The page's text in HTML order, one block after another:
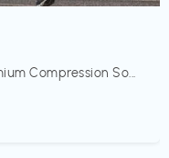
Compression So...